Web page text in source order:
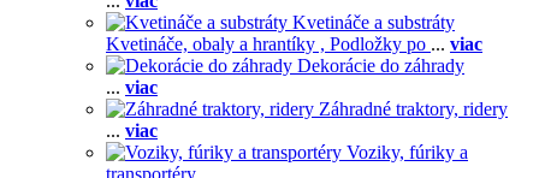
Kvetináče a substráty
Kvetináče, obaly a hrantíky , Podložky po ... viac
Dekorácie do záhrady
... viac
Záhradné traktory, ridery
... viac
Voziky, fúriky a
transportéry